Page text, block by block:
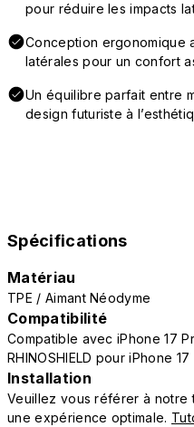
pour réduire les impacts
Conception ergonomique
latérales pour un confort
Un équilibre parfait entre
design futuriste à
Spécifications
Matériau
TPE / Aimant Néodyme
Compatibilité
Compatible avec iPhone 17
RHINOSHIELD pour iPhone 17
Installation
Veuillez vous référer à
une expérience optimale.